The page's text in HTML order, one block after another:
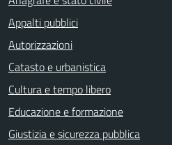
Appalti pubblici
Autorizzazioni
Catasto e urbanistica
Cultura e tempo libero
Educazione e formazione
Giustizia e sicurezza pubblica